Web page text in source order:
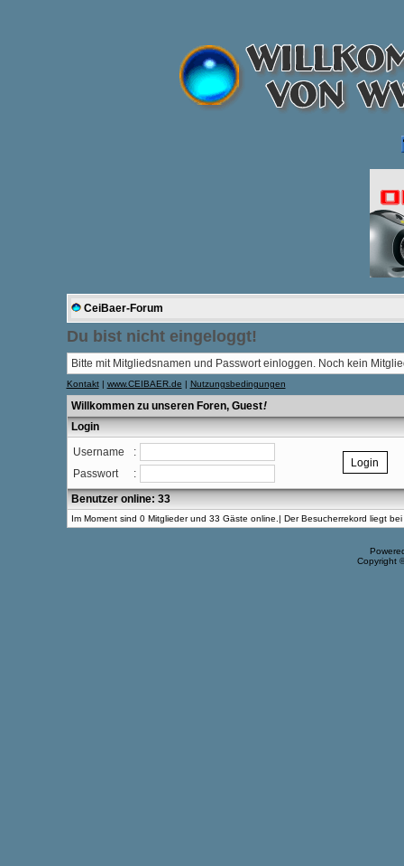
CeiBaer-Forum
Du bist nicht eingeloggt!
Bitte mit Mitgliedsnamen und Passwort einloggen. Noch kein
Kontakt| www.CEIBAER.de | Nutzungsbedingungen
Willkommen zu unseren Foren, Guest!
Login
Username
:
Passwort
:
Benutzer online: 33
Im Moment sind 0 Mitglieder und 33 Gäste online.| Der Besucherrekord liegt
Copyright